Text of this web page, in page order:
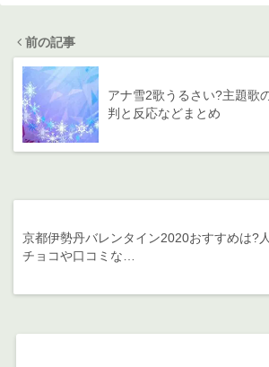
前の記事
アナ雪2歌うるさい?主題歌
判と反応などまとめ
京都伊勢丹バレンタイン2020おすすめは?
チョコや口コミな…